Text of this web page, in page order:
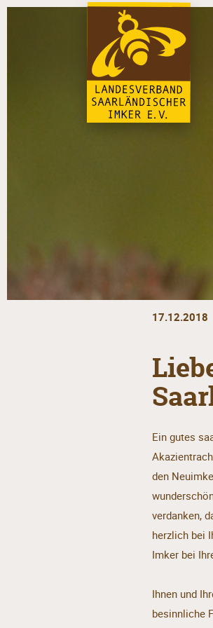
17.12.2018
Ein gutes
den
verdanken,
herzlich bei
Imker bei
Ihnen und
besinnliche